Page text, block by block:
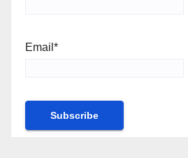
Email*